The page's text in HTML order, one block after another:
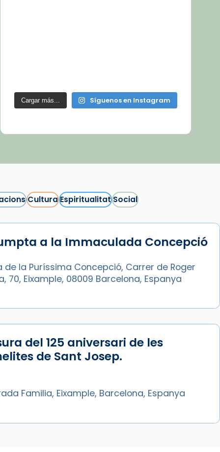
Cargar más... Síguenos en Instagram
CulturaEspiritualitatSocial
a la Immaculada Concepció
de la Puríssima Concepció, Carrer de Roger
70, Eixample, 08009 Barcelona, Espanya
del 125 aniversari de les
de Sant Josep.
Familia, Eixample, Barcelona, Espanya